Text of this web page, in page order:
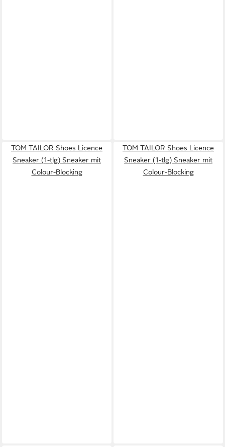
TOM TAILOR Shoes Licence
Sneaker (1-tlg) Sneaker mit
Colour-Blocking
TOM TAILOR Shoes Licence
Sneaker (1-tlg) Sneaker mit
Colour-Blocking